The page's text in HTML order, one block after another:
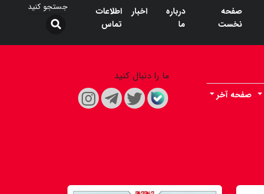
صفحه
نخست
درباره
ما
اخبار
اطلاعات
تماس
صفحه آخر
ما را دنبال کنید